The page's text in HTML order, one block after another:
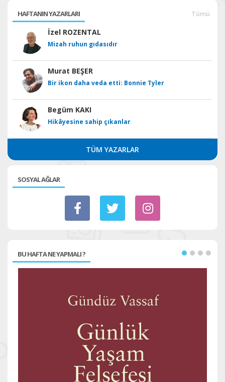
HAFTANIN YAZARLARI Tümü
İzel ROZENTAL
Mizah ruhun gıdasıdır
Murat BEŞER
Bir ikon daha veda etti: Bonnie Tyler
Begüm KAKI
Hikâyesine sahip çıkanlar
TÜM YAZARLAR
SOSYAL AĞLAR
BU HAFTA NE YAPMALI ?